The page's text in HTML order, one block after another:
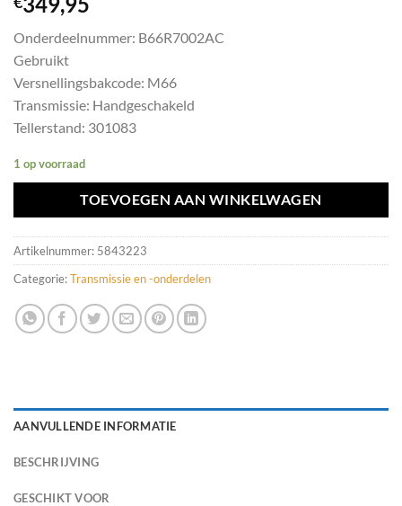
Onderdeelnummer: B66R7002AC
Gebruikt
Versnellingsbakcode: M66
Transmissie: Handgeschakeld
Tellerstand: 301083
1 op voorraad
TOEVOEGEN AAN WINKELWAGEN
Artikelnummer: 5843223
Categorie:Transmissie en -onderdelen
AANVULLENDE INFORMATIE
BESCHRIJVING
GESCHIKT VOOR